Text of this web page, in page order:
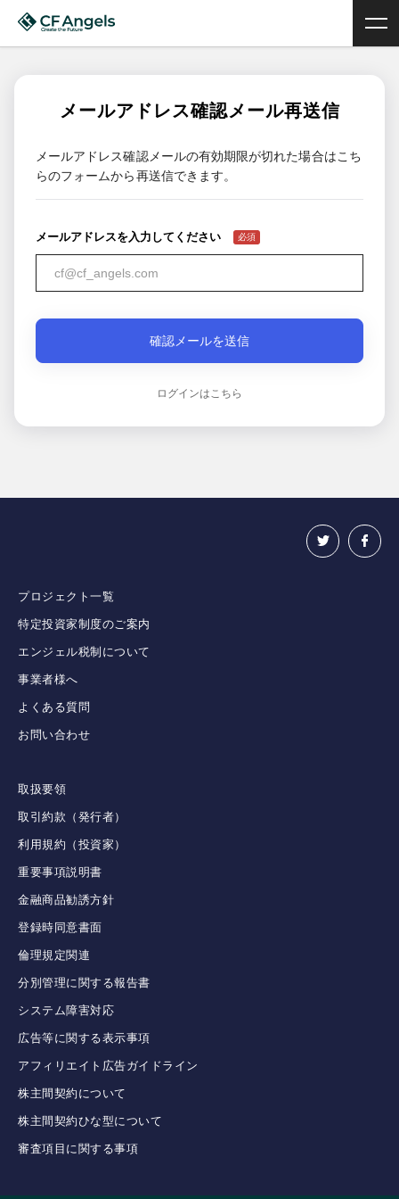
メールアドレス確認メール再送信
メールアドレス確認メールの有効期限が切れた場合はこち
らのフォームから再送信できます。
メールアドレスを入力してください
ログインはこちら
プロジェクト一覧
特定投資家制度のご案内
エンジェル税制について
事業者様へ
よくある質問
お問い合わせ
取扱要領
取引約款（発行者）
利用規約（投資家）
重要事項説明書
金融商品勧誘方針
登録時同意書面
倫理規定関連
分別管理に関する報告書
システム障害対応
広告等に関する表示事項
アフィリエイト広告ガイドライン
株主間契約について
株主間契約ひな型について
審査項目に関する事項